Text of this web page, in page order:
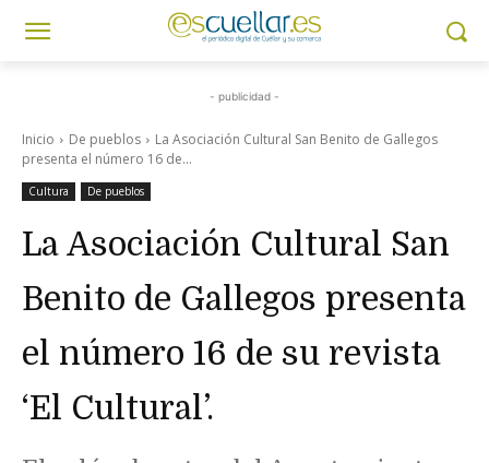
- publicidad -
Inicio De pueblos
La Asociación Cultural San Benito de Gallegos
presenta el número 16 de...
Cultura De pueblos
La Asociación Cultural San
Benito de Gallegos presenta
el número 16 de su revista
‘El Cultural’.